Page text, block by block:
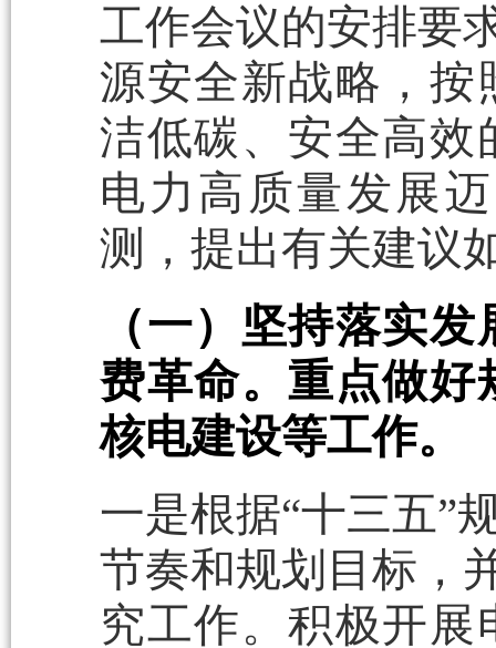
工作会议的安排要
源安全新战略，按
洁低碳、安全高效
电力高质量发展
测，提出有关建议
（一）坚持落实
费革命。重点做好
核电建设等工作。
一是根据“十三五”
节奏和规划目标，
究工作。积极开